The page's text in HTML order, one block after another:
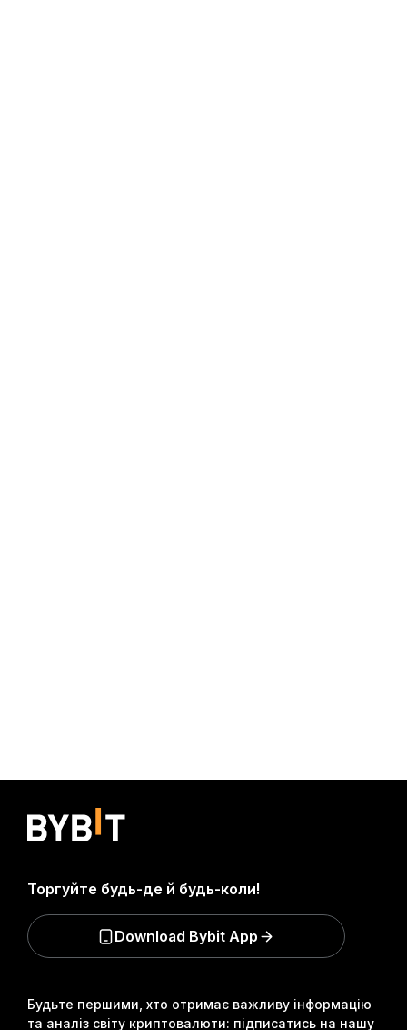
Будьте першими, хто отримає важливу інформацію
та аналіз світу криптовалюти: підписатись на нашу
Торгуйте будь-де й будь-коли!
Download Bybit App